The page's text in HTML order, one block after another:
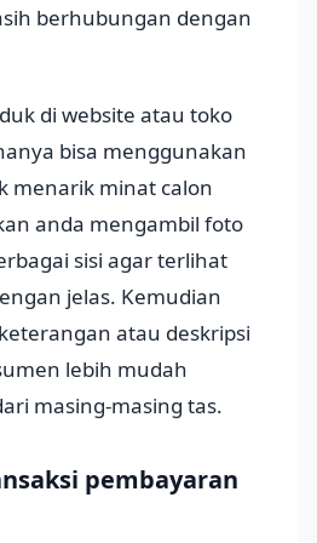
berhubungan dengan
di website atau toko
bisa menggunakan
menarik minat calon
anda mengambil foto
sisi agar terlihat
jelas. Kemudian
atau deskripsi
lebih mudah
masing-masing tas.
pembayaran